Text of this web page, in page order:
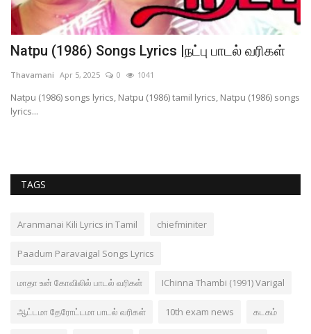
Natpu (1986) Songs Lyrics |நட்பு பாடல் வரிகள்
Thavamani Apr 5, 2025 0 1041
Natpu (1986) songs lyrics, Natpu (1986) tamil lyrics, Natpu (1986) songs
lyrics...
TAGS
Aranmanai Kili Lyrics in Tamil chiefminiter
Paadum Paravaigal Songs Lyrics
மாதா உன் கோவிலில் பாடல் வரிகள் IChinna Thambi (1991) Varigal
ஆட்டமா தேரோட்டமா பாடல் வரிகள் 10th exam news கடகம்